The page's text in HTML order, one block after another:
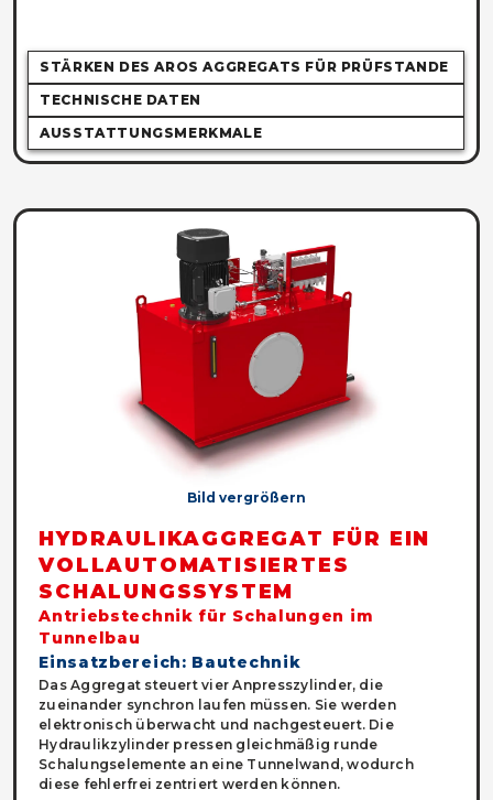
STÄRKEN DES AROS AGGREGATS FÜR PRÜFSTANDE
TECHNISCHE DATEN
AUSSTATTUNGSMERKMALE
HYDRAULIKAGGREGAT FÜR EIN
VOLLAUTOMATISIERTES
SCHALUNGSSYSTEM
Antriebstechnik für Schalungen im
Tunnelbau
Einsatzbereich: Bautechnik
Das Aggregat steuert vier Anpresszylinder, die
zueinander synchron laufen müssen. Sie werden
elektronisch überwacht und nachgesteuert. Die
Hydraulikzylinder pressen gleichmäßig runde
Schalungselemente an eine Tunnelwand, wodurch
diese fehlerfrei zentriert werden können.
Bild vergrößern